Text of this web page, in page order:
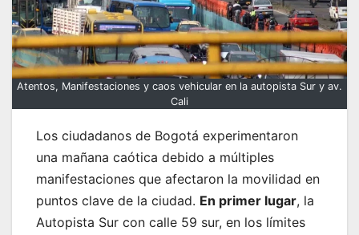
Atentos, Manifestaciones y caos vehicular en la autopista Sur y av.
Cali
Los ciudadanos de Bogotá experimentaron
una mañana caótica debido a múltiples
manifestaciones que afectaron la movilidad en
puntos clave de la ciudad. En primer lugar, la
Autopista Sur con calle 59 sur, en los límites